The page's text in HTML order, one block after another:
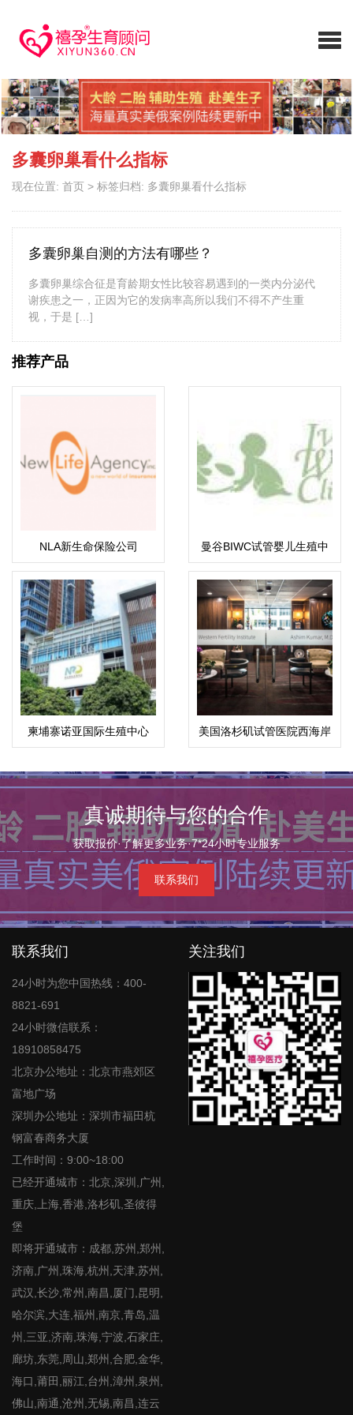
多囊卵巢看什么指标
现在位置: 首页 > 标签归档: 多囊卵巢看什么指标
多囊卵巢自测的方法有哪些？
多囊卵巢综合征是育龄期女性比较容易遇到的一类内分泌代
谢疾患之一，正因为它的发病率高所以我们不得不产生重
视，于是 […]
推荐产品
NLA新生命保险公司
曼谷BIWC试管婴儿生殖中
心
柬埔寨诺亚国际生殖中心
美国洛杉矶试管医院西海岸
生殖医疗中心(WFI)
真诚期待与您的合作
获取报价·了解更多业务·7*24小时专业服务
联系我们
联系我们
24小时为您中国热线：400-
8821-691
24小时微信联系：
18910858475
北京办公地址：北京市燕郊区
富地广场
深圳办公地址：深圳市福田杭
钢富春商务大厦
工作时间：9:00~18:00
已经开通城市：北京,深圳,广州,
重庆,上海,香港,洛杉矶,圣彼得
堡
即将开通城市：成都,苏州,郑州,
济南,广州,珠海,杭州,天津,苏州,
武汉,长沙,常州,南昌,厦门,昆明,
哈尔滨,大连,福州,南京,青岛,温
州,三亚,济南,珠海,宁波,石家庄,
廊坊,东莞,周山,郑州,合肥,金华,
海口,莆田,丽江,台州,漳州,泉州,
佛山,南通,沧州,无锡,南昌,连云
关注我们